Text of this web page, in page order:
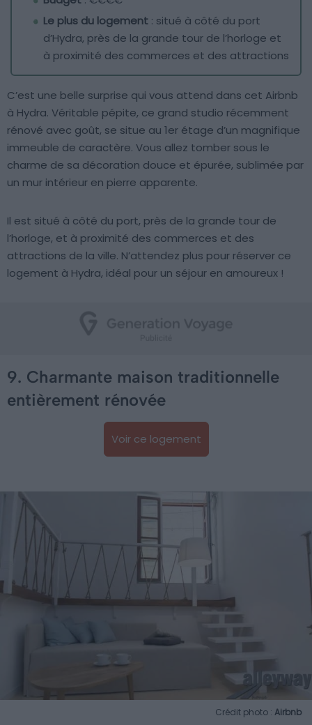
Le plus du logement : situé à côté du port
d’Hydra, près de la grande tour de l’horloge et
à proximité des commerces et des attractions
C’est une belle surprise qui vous attend dans cet Airbnb
à Hydra. Véritable pépite, ce grand studio récemment
rénové avec goût, se situe au 1er étage d’un magnifique
immeuble de caractère. Vous allez tomber sous le
charme de sa décoration douce et épurée, sublimée par
un mur intérieur en pierre apparente.
Il est situé à côté du port, près de la grande tour de
l’horloge, et à proximité des commerces et des
attractions de la ville. N’attendez plus pour réserver ce
logement à Hydra, idéal pour un séjour en amoureux !
9. Charmante maison traditionnelle
entièrement rénovée
Voir ce logement
Crédit photo : Airbnb